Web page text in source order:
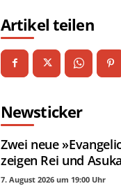
Artikel teilen
Newsticker
Zwei neue
zeigen Rei und
7. August 2026 um 19:00 Uhr